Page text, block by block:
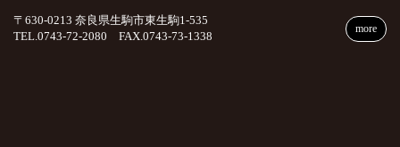
〒630-0213 奈良県生駒市東生駒1-535
TEL.0743-72-2080 FAX.0743-73-1338
more